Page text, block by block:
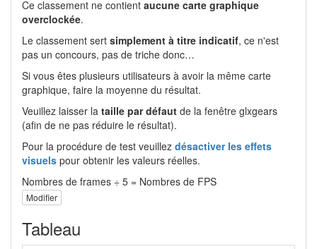
Ce classement ne contient aucune carte graphique
overclockée.
Le classement sert simplement à titre indicatif, ce n'est
pas un concours, pas de triche donc…
Si vous êtes plusieurs utilisateurs à avoir la même carte
graphique, faire la moyenne du résultat.
Veuillez laisser la taille par défaut de la fenêtre glxgears
(afin de ne pas réduire le résultat).
Pour la procédure de test veuillez désactiver les effets
visuels pour obtenir les valeurs réelles.
Nombres de frames ÷ 5 = Nombres de FPS
Modifier
Tableau